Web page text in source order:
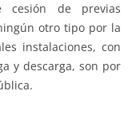
cesión de previas
otro tipo por la
instalaciones, con
y descarga, son por